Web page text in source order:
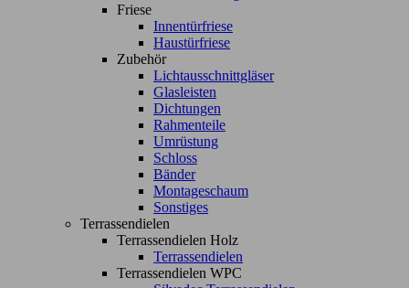
Friese
Innentürfriese
Haustürfriese
Zubehör
Lichtausschnittgläser
Glasleisten
Dichtungen
Rahmenteile
Umrüstung
Schloss
Bänder
Montageschaum
Sonstiges
Terrassendielen
Terrassendielen Holz
Terrassendielen
Terrassendielen WPC